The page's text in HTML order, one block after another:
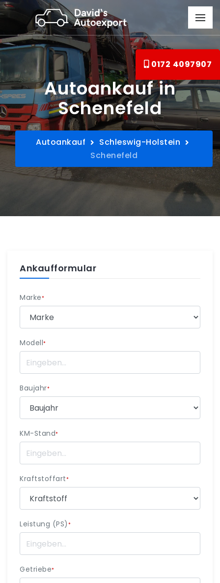
0172 4097907
Autoankauf in
Schenefeld
Autoankauf
Schleswig-Holstein
Schenefeld
Ankaufformular
Marke*
Modell*
Baujahr*
KM-Stand*
Kraftstoffart*
Leistung (PS) *
Getriebe*